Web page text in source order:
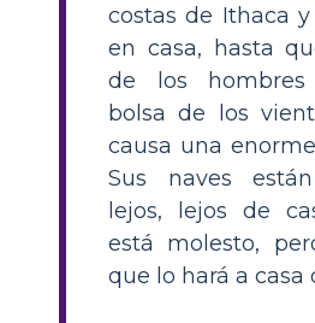
costas de Ithaca
en casa, hasta
de los
bolsa de los
causa una
Sus naves
lejos, lejos de
está molesto,
que lo hará a casa